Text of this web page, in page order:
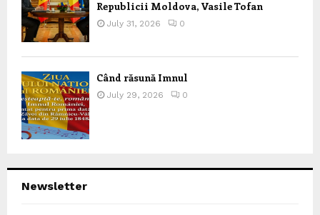
Republicii Moldova, Vasile Tofan
July 31, 2026 0
Când răsună Imnul
July 29, 2026 0
Newsletter